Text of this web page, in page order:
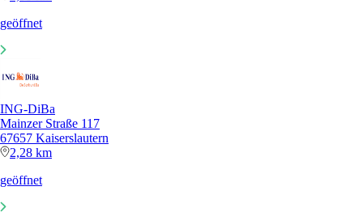
geöffnet
ING-DiBa
Mainzer Straße 117
67657 Kaiserslautern
2,28 km
geöffnet